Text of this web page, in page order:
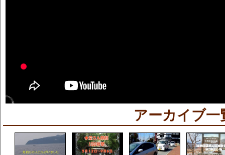
アーカイブ一